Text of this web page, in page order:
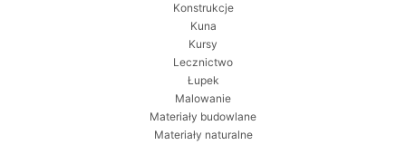
Konstrukcje
Kuna
Kursy
Lecznictwo
Łupek
Malowanie
Materiały budowlane
Materiały naturalne